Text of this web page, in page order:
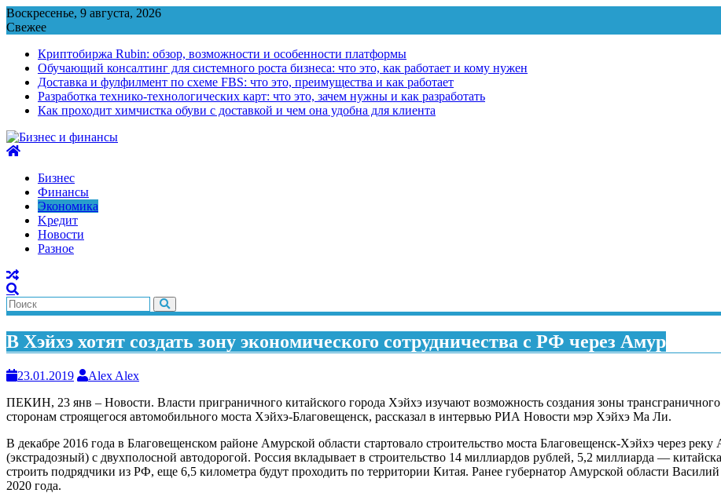
Перейти
к
Воскресенье, 9 августа, 2026
Свежее
Криптобиржа Rubin: обзор, возможности и особенности платформы
Обучающий консалтинг для системного роста бизнеса: что это, как работает и кому нужен
Доставка и фулфилмент по схеме FBS: что это, преимущества и как работает
Разработка технико-технологических карт: что это, зачем нужны и как разработать
Как проходит химчистка обуви с доставкой и чем она удобна для клиента
Бизнес
Финансы
Экономика
Kредит
Новости
Разное
В Хэйхэ хотят создать зону экономического сотрудничества с РФ через Амур
23.01.2019
Alex Alex
ПЕКИН, 23 янв – Новости. Власти приграничного китайского города Хэйхэ изучают возможность создания зоны
сторонам строящегося автомобильного моста Хэйхэ-Благовещенск, рассказал в интервью РИА Новости мэр Хэйхэ Ма Ли.
В декабре 2016 года в Благовещенском районе Амурской области стартовало строительство моста Благовещенск-Хэйхэ через
(экстрадозный) с двухполосной автодорогой. Россия вкладывает в строительство 14 миллиардов рублей, 5,2 миллиарда —
строить подрядчики из РФ, еще 6,5 километра будут проходить по территории Китая. Ранее губернатор Амурской области
2020 года.